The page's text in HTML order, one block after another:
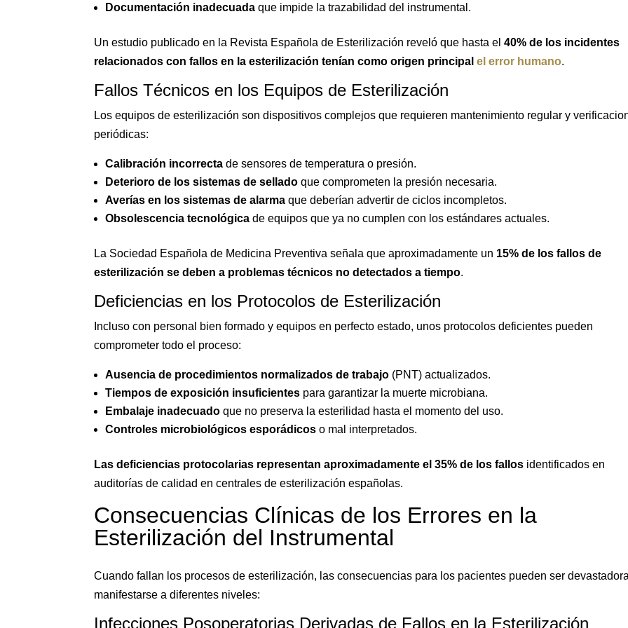
Documentación inadecuada que impide la trazabilidad del instrumental.
Un estudio publicado en la Revista Española de Esterilización reveló que hasta el40% de los incidentes
relacionados con fallos en la esterilización tenían como origen principal el error humano.
Fallos Técnicos en los Equipos de Esterilización
Los equipos de esterilización son dispositivos complejos que requieren mantenimiento regular y
periódicas:
Calibración incorrecta de sensores de temperatura o presión.
Deterioro de los sistemas de sellado que comprometen la presión necesaria.
Averías en los sistemas de alarma que deberían advertir de ciclos incompletos.
Obsolescencia tecnológica de equipos que ya no cumplen con los estándares actuales.
La Sociedad Española de Medicina Preventiva señala que aproximadamente un 15% de los fallos de
esterilización se deben a problemas técnicos no detectados a tiempo.
Deficiencias en los Protocolos de Esterilización
Incluso con personal bien formado y equipos en perfecto estado, unos protocolos deficientes pueden
comprometer todo el proceso:
Ausencia de procedimientos normalizados de trabajo (PNT) actualizados.
Tiempos de exposición insuficientes para garantizar la muerte microbiana.
Embalaje inadecuado que no preserva la esterilidad hasta el momento del uso.
Controles microbiológicos esporádicos o mal interpretados.
Las deficiencias protocolarias representan aproximadamente el 35% de los fallos identificados en
auditorías de calidad en centrales de esterilización españolas.
Consecuencias Clínicas de los Errores en la
Esterilización del Instrumental
Cuando fallan los procesos de esterilización, las consecuencias para los pacientes pueden ser
manifestarse a diferentes niveles:
Infecciones Posoperatorias Derivadas de Fallos en la Esterilización